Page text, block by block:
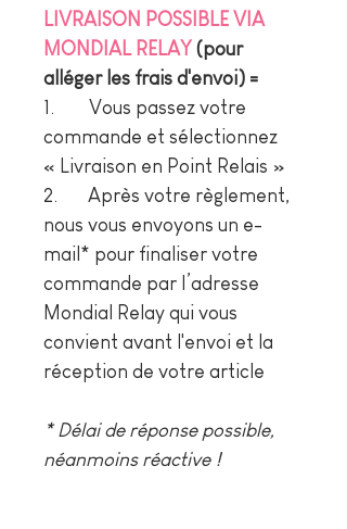
LIVRAISON POSSIBLE VIA
MONDIAL RELAY (pour
alléger les frais d'envoi) =
1. Vous passez votre
commande et sélectionnez
« Livraison en Point Relais »
2. Après votre règlement,
nous vous envoyons un e-
mail* pour finaliser votre
commande par l’adresse
Mondial Relay qui vous
convient avant l'envoi et la
réception de votre article
* Délai de réponse possible,
néanmoins réactive !